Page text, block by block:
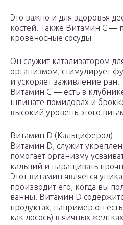
Это важно и для здоровья
костей. Также Витамин С —
кровеносные сосуды
Он служит катализатором
организмом, стимулирует
и ускоряет заживление ран.
Витамин С — есть в
шпинате помидорах и
высокий уровень этого
Витамин D (Кальциферол)
Витамин D, служит
помогает организму
кальций и наращивать
Этот витамин является
производит его, когда вы
ванны! Витамин D
продуктах, например он
как лосось) в яичных